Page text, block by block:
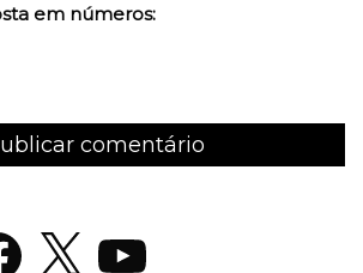
em números:
X YouTube